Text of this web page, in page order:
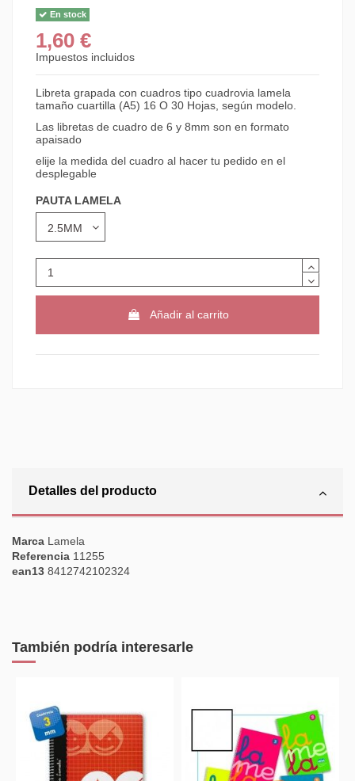
En stock
1,60 €
Impuestos incluidos
Libreta grapada con cuadros tipo cuadrovia lamela
tamaño cuartilla (A5) 16 O 30 Hojas, según modelo.
Las libretas de cuadro de 6 y 8mm son en formato
apaisado
elije la medida del cuadro al hacer tu pedido en el
desplegable
PAUTA LAMELA
Añadir al carrito
Detalles del producto
Marca Lamela
Referencia 11255
ean13 8412742102324
También podría interesarle